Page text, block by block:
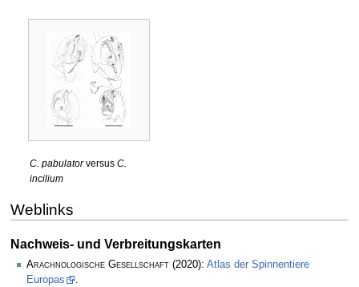
C. pabulatorversus C.
incilium
Weblinks
Nachweis- und Verbreitungskarten
Arachnologische Gesellschaft (2020): Atlas der Spinnentiere
Europas
.